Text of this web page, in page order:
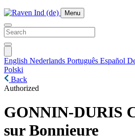
Menu
English Nederlands Português Español
Polski
Back
Authorized
GONNIN-DURIS
sur Bonnieure